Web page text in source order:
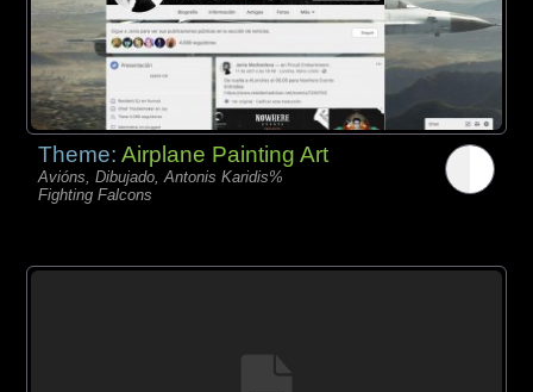
Theme:Airplane Painting Art
Avións, Dibujado, Antonis Karidis%
Fighting Falcons